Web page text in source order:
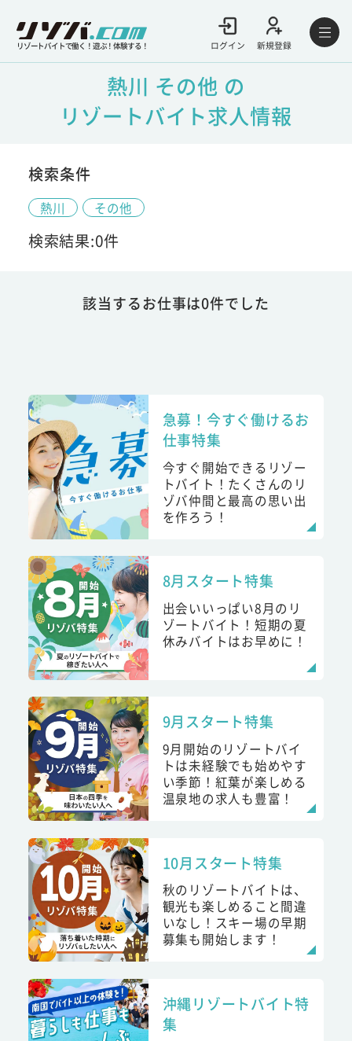
リゾートバイトで働く！遊ぶ！体験する！ ログイン 新規登録
熱川 その他 の
リゾートバイト求人情報
検索条件
熱川 その他
検索結果:0件
該当するお仕事は0件でした
急募！今すぐ働けるお
仕事特集
今すぐ開始できるリゾー
トバイト！たくさんのリ
ゾバ仲間と最高の思い出
を作ろう！
8月スタート特集
出会いいっぱい8月のリ
ゾートバイト！短期の夏
休みバイトはお早めに！
9月スタート特集
9月開始のリゾートバイ
トは未経験でも始めやす
い季節！紅葉が楽しめる
温泉地の求人も豊富！
10月スタート特集
秋のリゾートバイトは、
観光も楽しめること間違
いなし！スキー場の早期
募集も開始します！
沖縄リゾートバイト特
集